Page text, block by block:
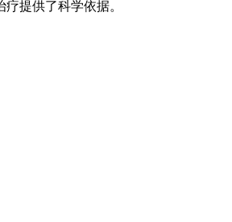
提供了科学依据。